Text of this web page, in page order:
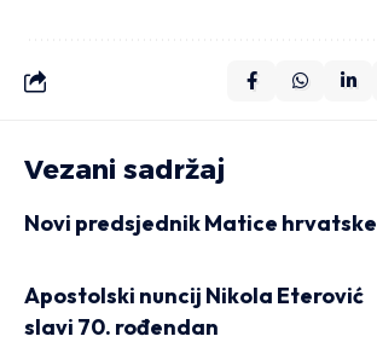
Vezani sadržaj
Novi predsjednik Matice hrvatske
Apostolski nuncij Nikola Eterović
slavi 70. rođendan